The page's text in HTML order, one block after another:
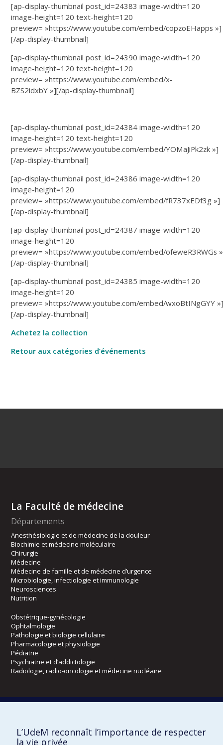
[ap-display-thumbnail post_id=24383 image-width=120
image-height=120 text-height=120
preview= »https://www.youtube.com/embed/copzoEHapps »]
[/ap-display-thumbnail]
[ap-display-thumbnail post_id=24390 image-width=120
image-height=120 text-height=120
preview= »https://www.youtube.com/embed/x-
BZS2idxbY »][/ap-display-thumbnail]
[ap-display-thumbnail post_id=24384 image-width=120
image-height=120 text-height=120
preview= »https://www.youtube.com/embed/YOMaJiPk2zk »]
[/ap-display-thumbnail]
[ap-display-thumbnail post_id=24386 image-width=120
image-height=120
preview= »https://www.youtube.com/embed/fR737xEDf3g »]
[/ap-display-thumbnail]
[ap-display-thumbnail post_id=24387 image-width=120
image-height=120
preview= »https://www.youtube.com/embed/ofeweR3RWGs
[/ap-display-thumbnail]
[ap-display-thumbnail post_id=24385 image-width=120
image-height=120
preview= »https://www.youtube.com/embed/wxoBtINgGYY
[/ap-display-thumbnail]
Achetez la collection
Retour aux catégories d’événements
La Faculté de médecine
Départements
Anesthésiologie et de médecine de la douleur
Biochimie et médecine moléculaire
Chirurgie
Médecine
Médecine de famille et de médecine d’urgence
Microbiologie, infectiologie et immunologie
Neurosciences
Nutrition
Obstétrique-gynécologie
Ophtalmologie
Pathologie et biologie cellulaire
Pharmacologie et physiologie
Pédiatrie
Psychiatrie et d’addictologie
Radiologie, radio-oncologie et médecine nucléaire
Écoles
Orthophonie et audiologie
Réadaptation
L’UdeM reconnaît l’importance de respecter
la vie privée